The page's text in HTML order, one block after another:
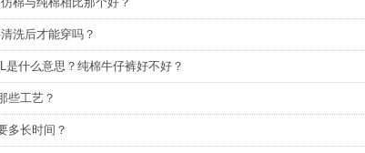
洗后才能穿吗？
是什么意思？纯棉牛仔裤好不好？
些工艺？
多长时间？